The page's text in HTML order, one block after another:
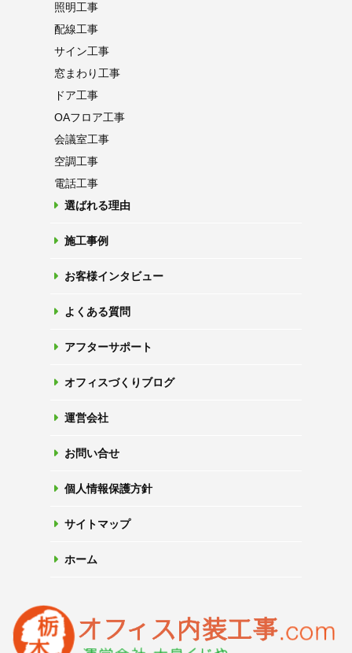
照明工事
配線工事
サイン工事
窓まわり工事
ドア工事
OAフロア工事
会議室工事
空調工事
電話工事
選ばれる理由
施工事例
お客様インタビュー
よくある質問
アフターサポート
オフィスづくりブログ
運営会社
お問い合せ
個人情報保護方針
サイトマップ
ホーム